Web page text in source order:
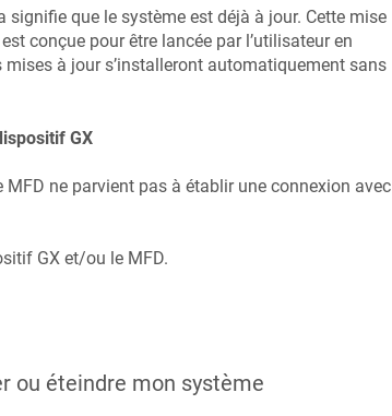
que le système est déjà à jour. Cette mise
conçue pour être lancée par l’utilisateur en
à jour s’installeront automatiquement sans
GX
ne parvient pas à établir une connexion avec
GX et/ou le MFD.
ou éteindre mon système